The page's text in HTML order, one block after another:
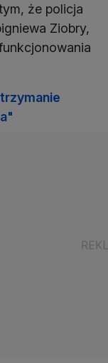
że policja
Ziobry,